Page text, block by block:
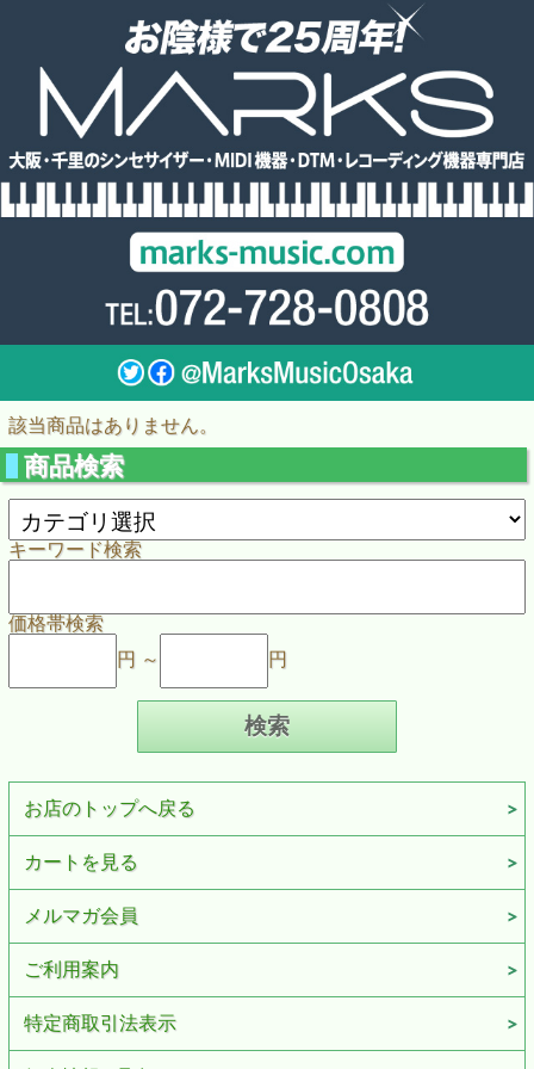
該当商品はありません。
商品検索
キーワード検索
価格帯検索
円 ～
円
お店のトップへ戻る
カートを見る
メルマガ会員
ご利用案内
特定商取引法表示